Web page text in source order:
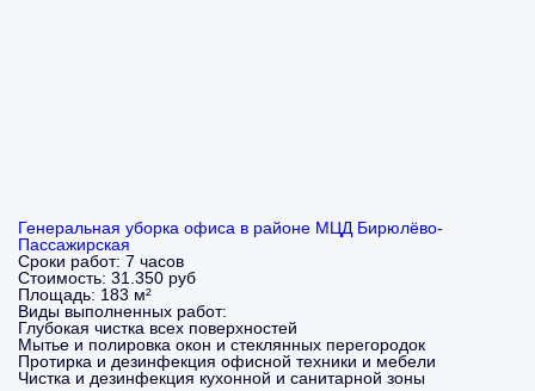
Генеральная уборка офиса в районе МЦД Бирюлёво-
Пассажирская
Сроки работ: 7 часов
Стоимость: 31.350 руб
Площадь: 183 м²
Виды выполненных работ:
Глубокая чистка всех поверхностей
Мытье и полировка окон и стеклянных перегородок
Протирка и дезинфекция офисной техники и мебели
Чистка и дезинфекция кухонной и санитарной зоны